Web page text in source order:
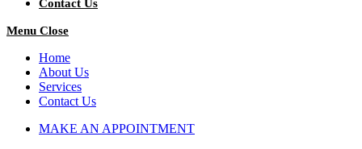
Contact Us
Menu Close
Home
About Us
Services
Contact Us
MAKE AN APPOINTMENT